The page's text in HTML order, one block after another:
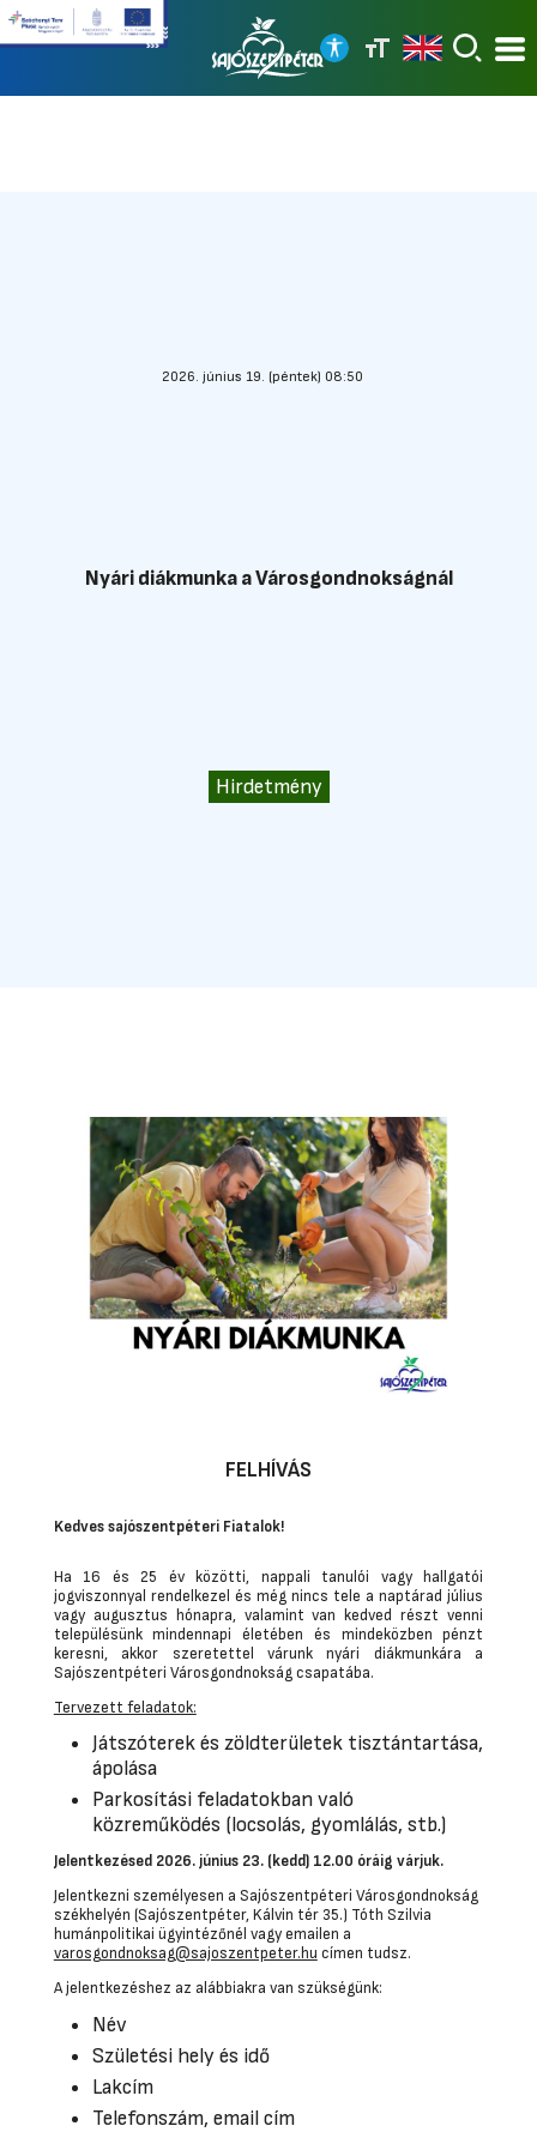
2026. június 19. (péntek) 08:50
Nyári diákmunka a Városgondnokságnál
Hirdetmény
FELHÍVÁS
Kedves sajószentpéteri Fiatalok!
Ha 16 és 25 év közötti, nappali tanulói vagy hallgatói
jogviszonnyal rendelkezel és még nincs tele a naptárad július
vagy augusztus hónapra, valamint van kedved részt venni
településünk mindennapi életében és mindeközben pénzt
keresni, akkor szeretettel várunk nyári diákmunkára a
Sajószentpéteri Városgondnokság csapatába.
Tervezett feladatok:
Játszóterek és zöldterületek tisztántartása,
ápolása
Parkosítási feladatokban való
közreműködés (locsolás, gyomlálás, stb.)
Jelentkezésed 2026. június 23. (kedd) 12.00 óráig várjuk.
Jelentkezni személyesen a Sajószentpéteri Városgondnokság
székhelyén (Sajószentpéter, Kálvin tér 35.) Tóth Szilvia
humánpolitikai ügyintézőnél vagy emailen a
varosgondnoksag@sajoszentpeter.hu címen tudsz.
A jelentkezéshez az alábbiakra van szükségünk:
Név
Születési hely és idő
Lakcím
Telefonszám, email cím